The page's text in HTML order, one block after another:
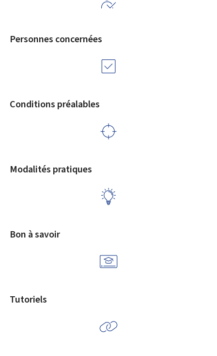
Personnes concernées
Conditions préalables
Modalités pratiques
Bon à savoir
Tutoriels